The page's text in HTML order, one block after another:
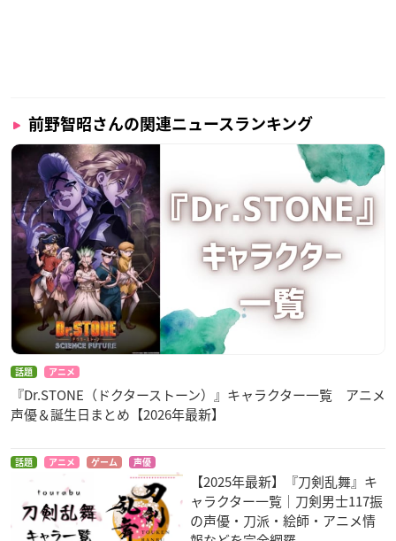
2010年には、 第4回声優アワードで新人男優賞を受賞
す。
前野智昭さんの関連ニュースランキング
話題 アニメ
『Dr.STONE（ドクターストーン）』キャラクター一覧 アニメ
声優＆誕生日まとめ【2026年最新】
話題 アニメ ゲーム 声優
【2025年最新】『刀剣乱舞』キ
ャラクター一覧｜刀剣男士117振
の声優・刀派・絵師・アニメ情